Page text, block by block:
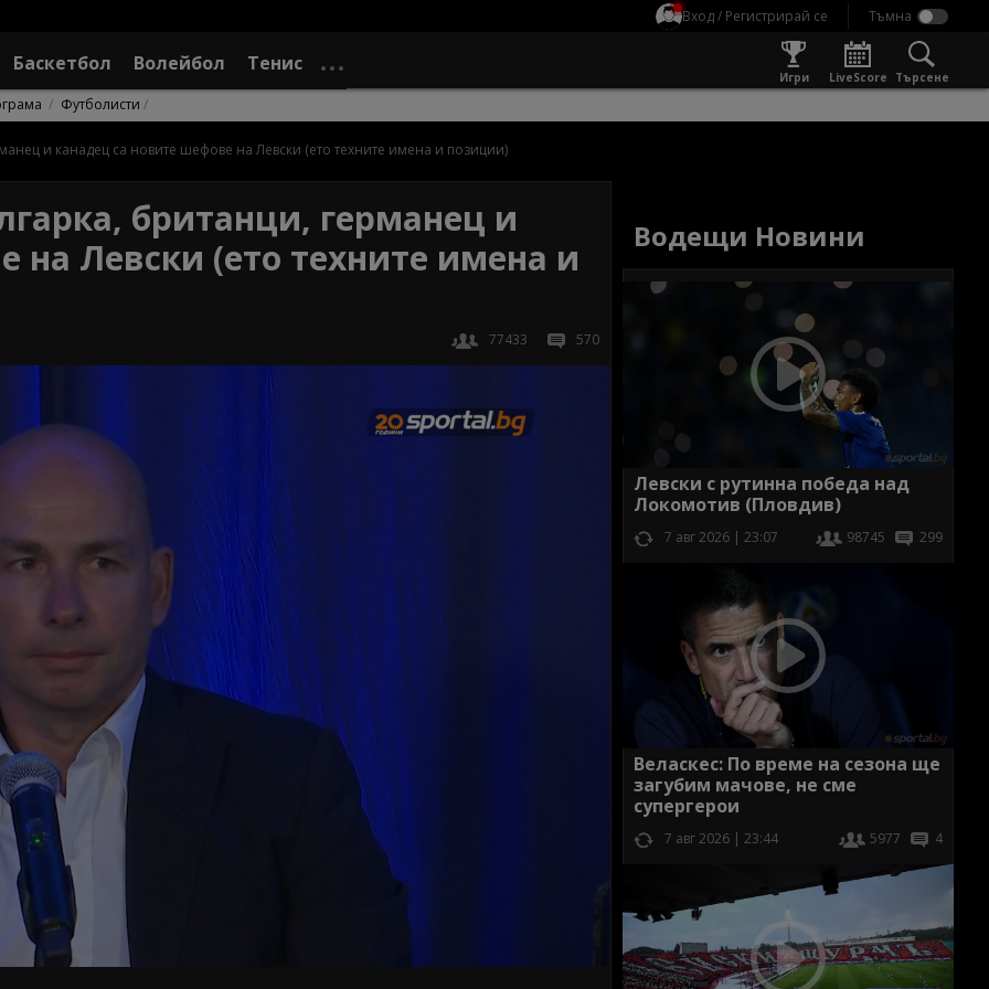
Вход / Регистрирай се
Баскетбол Волейбол Тенис
Игри LiveScore Търсене
Футболисти
и канадец са новите шефове на Левски (ето техните имена и позиции)
британци, германец и
на Левски (ето техните имена и
77433 570
Водещи Новини
Левски с рутинна победа над
Локомотив (Пловдив)
7 авг 2026 | 23:07 98745 299
Веласкес: По време на сезона ще
загубим мачове, не сме
супергерои
7 авг 2026 | 23:44 5977 4